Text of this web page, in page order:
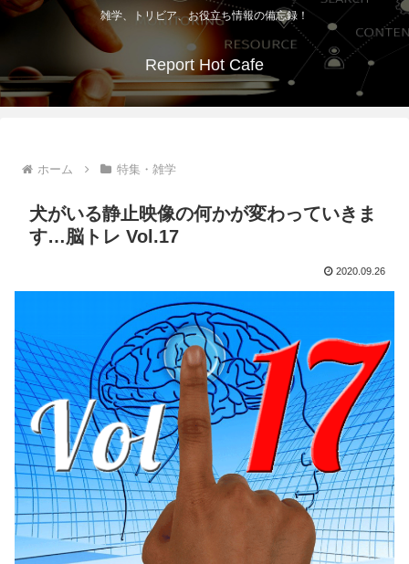
雑学、トリビア、お役立ち情報の備忘録！
Report Hot Cafe
ホーム 特集・雑学
犬がいる静止映像の何かが変わっていきま
す…脳トレ Vol.17
2020.09.26